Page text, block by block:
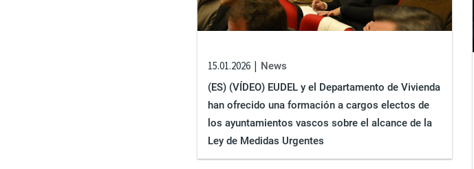
15.01.2026
News
(ES) (VÍDEO) EUDEL y el Departamento de Vivienda
han ofrecido una formación a cargos electos de
los ayuntamientos vascos sobre el alcance de la
Ley de Medidas Urgentes